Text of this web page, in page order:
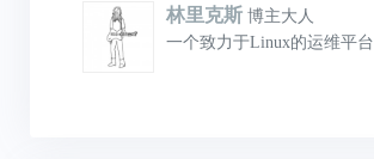
林里克斯 博主大人
一个致力于Linux的运维平台